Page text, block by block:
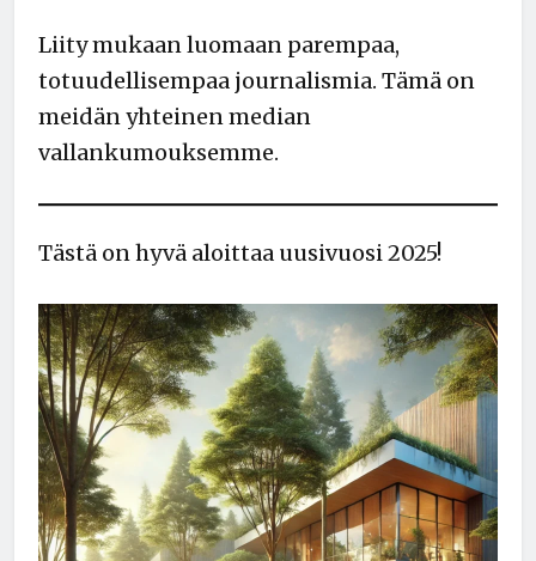
Liity mukaan luomaan parempaa,
totuudellisempaa journalismia. Tämä on
meidän yhteinen median
vallankumouksemme.
Tästä on hyvä aloittaa uusivuosi 2025!